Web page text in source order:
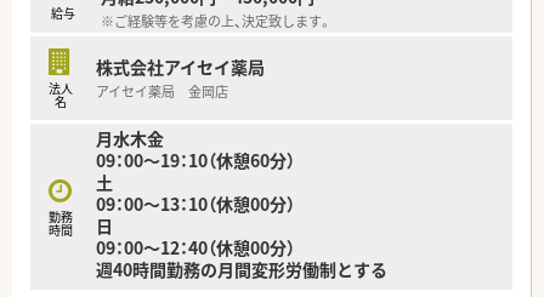
当、管理者手当、家族手当など
■勉強会や研修、学術大会へも積極参加いただける環境で、資格
勉強会の例／勉強会開催、新人研修、一般薬剤師研修、薬局長
研修等、メーカー主催の勉強会、学術大会等の各種外部研修
＼ こんな会社です ／
■1991年に第一店舗目を開局し、
現在では愛知県・岐阜県に25店舗を展開しています。
■かかりつけ薬局として安全・丁寧・迅速をモットーに、
地域の方に必要とされる医療コンサルティングを担っていま
す！
■在宅医療や各地域にあわせた店舗づくりなど、
給与 ※ご経験等を考慮の上、決定致します。
法人
名
株式会社アイセイ薬局
アイセイ薬局 金岡店
勤務
時間
月水木金
09：00～19：10（休憩60分）
土
09：00～13：10（休憩00分）
日
09：00～12：40（休憩00分）
週40時間勤務の月間変形労働制とする